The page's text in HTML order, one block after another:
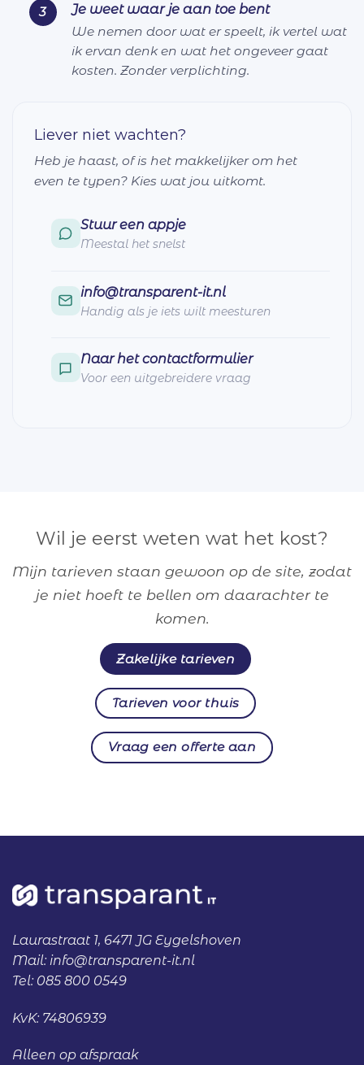
Je weet waar je aan toe bent
We nemen door wat er speelt, ik vertel wat
ik ervan denk en wat het ongeveer gaat
kosten. Zonder verplichting.
Liever niet wachten?
Heb je haast, of is het makkelijker om het
even te typen? Kies wat jou uitkomt.
Stuur een appje
Meestal het snelst
info@transparent-it.nl
Handig als je iets wilt meesturen
Naar het contactformulier
Voor een uitgebreidere vraag
Wil je eerst weten wat het kost?
Mijn tarieven staan gewoon op de site, zodat
je niet hoeft te bellen om daarachter te
komen.
Zakelijke tarieven
Tarieven voor thuis
Vraag een offerte aan
Laurastraat 1, 6471 JG Eygelshoven
Mail: info@transparent-it.nl
Tel: 085 800 0549
KvK: 74806939
Alleen op afspraak